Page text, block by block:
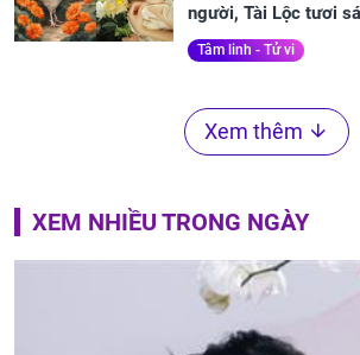
người, Tài Lộc tươi
Tâm linh - Tử vi
Xem thêm
XEM NHIỀU TRONG NGÀY